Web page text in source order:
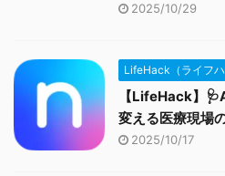
2025/10/29
LifeHack（ライフハ
【LifeHack】
変える医療現場
2025/10/17